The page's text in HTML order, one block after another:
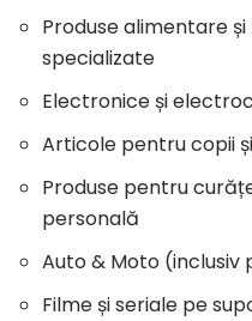
Produse alimentare
specializate
Electronice și
Articole pentru copii
Produse pentru
personală
Auto & Moto (inclusiv
Filme și seriale pe